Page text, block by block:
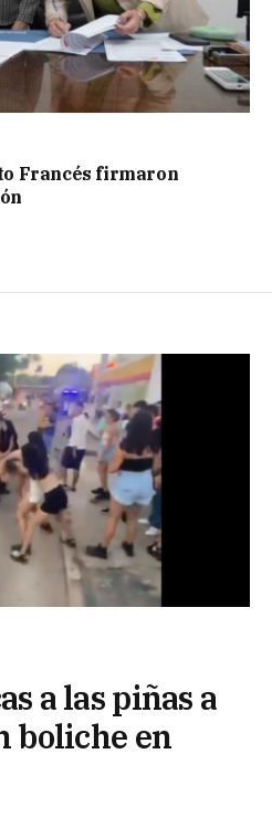
Francés firmaron
a las piñas a
boliche en